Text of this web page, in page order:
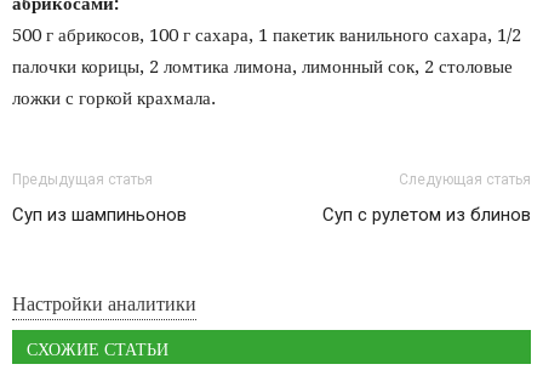
500 г абрикосов, 100 г сахара, 1 пакетик ванильного сахара, 1/2
палочки корицы, 2 ломтика лимона, лимонный сок, 2 столовые
ложки с горкой крахмала.
Предыдущая статья
Суп из шампиньонов
Следующая статья
Суп с рулетом из блинов
Настройки аналитики
СХОЖИЕ СТАТЬИ